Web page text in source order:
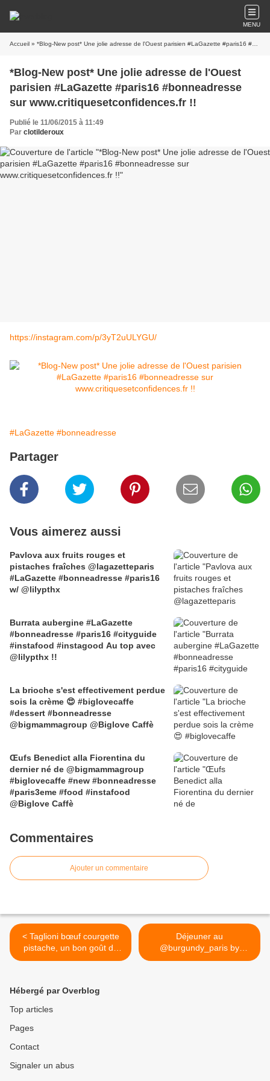
MENU
Accueil » *Blog-New post* Une jolie adresse de l'Ouest parisien #LaGazette #paris16 #bonneadresse sur www.critiquesetconfidences.fr !!
*Blog-New post* Une jolie adresse de l'Ouest
parisien #LaGazette #paris16 #bonneadresse
sur www.critiquesetconfidences.fr !!
Publié le 11/06/2015 à 11:49
Par clotilderoux
https://instagram.com/p/3yT2uULYGU/
#LaGazette #bonneadresse
Partager
Vous aimerez aussi
Pavlova aux fruits rouges et
pistaches fraîches @lagazetteparis
#LaGazette #bonneadresse #paris16
w/ @lilypthx
Burrata aubergine #LaGazette
#bonneadresse #paris16 #cityguide
#instafood #instagood Au top avec
@lilypthx !!
La brioche s'est effectivement perdue
sois la crème 😍 #biglovecaffe
#dessert #bonneadresse
@bigmammagroup @Biglove Caffè
Œufs Benedict alla Fiorentina du
dernier né de @bigmammagroup
#biglovecaffe #new #bonneadresse
#paris3eme #food #instafood
@Biglove Caffè
Commentaires
Ajouter un commentaire
< Taglioni bœuf courgette
pistache, un bon goût de
plat mijoté qui a relevé un
Déjeuner au
@burgundy_paris by
#PierreRigothier En entrée :
Hébergé par Overblog
Top articles
Pages
Contact
Signaler un abus